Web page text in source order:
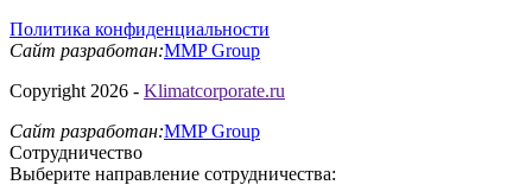
Политика конфиденциальности
Сайт разработан:MMP Group
Copyright 2026 - Klimatcorporate.ru
Сайт разработан:MMP Group
Сотрудничество
Выберите направление сотрудничества: